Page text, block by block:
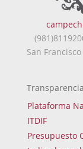
San
Transparencia
Plataforma
ITDIF
Presupuesto